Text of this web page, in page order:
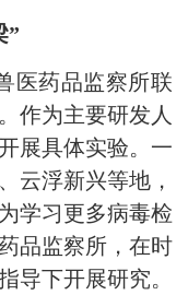
”
药品监察所联
作为主要研发人
展具体实验。一
云浮新兴等地，
学习更多病毒检
品监察所，在时
导下开展研究。